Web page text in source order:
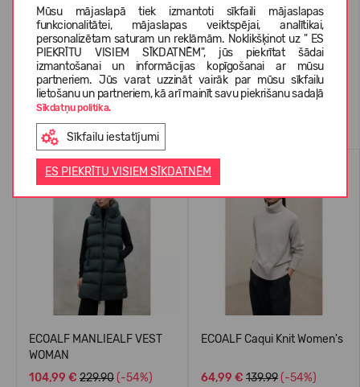
Mūsu mājaslapā tiek izmantoti sīkfaili mājaslapas
funkcionalitātei, mājaslapas veiktspējai, analītikai,
personalizētam saturam un reklāmām. Noklikšķinot uz " ES
PIEKRĪTU VISIEM SĪKDATNĒM", jūs piekrītat šādai
izmantošanai un informācijas kopīgošanai ar mūsu
partneriem. Jūs varat uzzināt vairāk par mūsu sīkfailu
lietošanu un partneriem, kā arī mainīt savu piekrišanu sadaļā
Sīkdatņu politika.
Sīkfailu iestatījumi
ES PIEKRĪTU VISIEM SĪKDATNĒM
KLIENTU ATSAUKSMES (0)
-54%
ECOALF MANLIEALF VEST
WOMAN
104,99 € 229.90 (-54%)
-54%
AR VILNU
ECOALF Caqui Knit Women's
64,99 € 139.99 (-54%)